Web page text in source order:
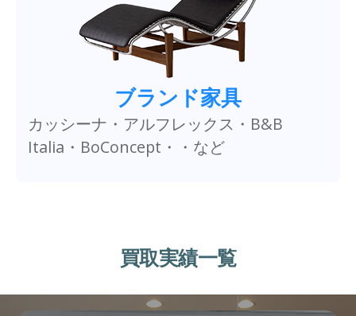
ブランド家具
カッシーナ・アルフレックス・B&B
Italia・BoConcept・・など
買取実績一覧